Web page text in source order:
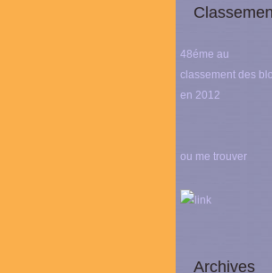
48éme au
classement des
en 2012
ou me trouver
link
Archives